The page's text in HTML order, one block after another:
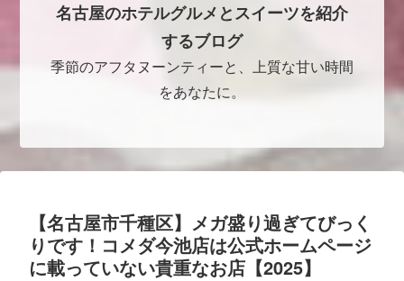
名古屋のホテルグルメとスイーツを紹介
するブログ
季節のアフタヌーンティーと、上質な甘い時間
をあなたに。
【名古屋市千種区】メガ盛り過ぎてびっく
りです！コメダ今池店は公式ホームページ
に載っていない貴重なお店【2025】